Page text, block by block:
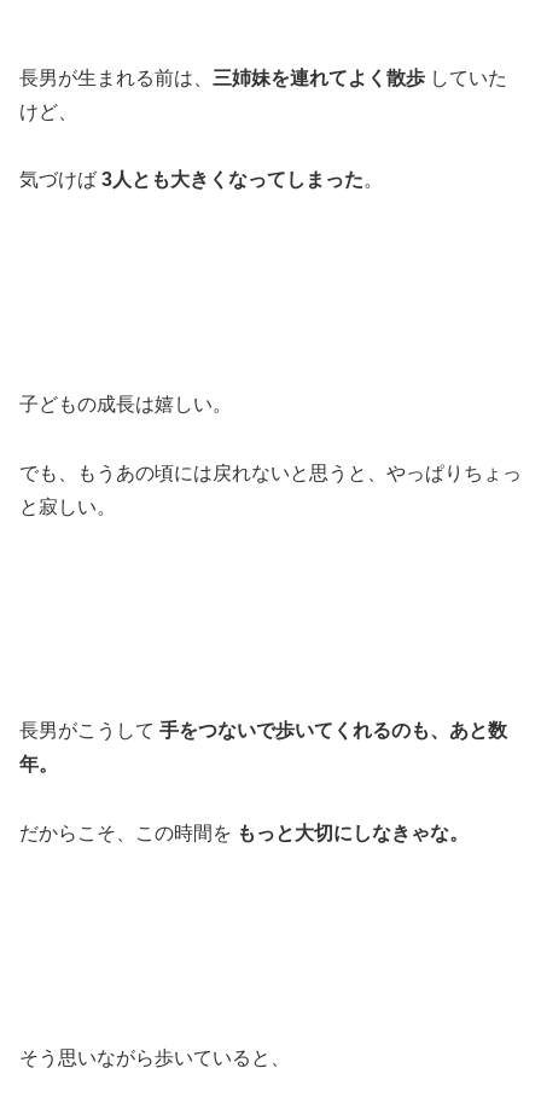
長男が生まれる前は、 三姉妹を連れてよく散歩 していた
けど、
気づけば 3人とも大きくなってしまった。
子どもの成長は嬉しい。
でも、もうあの頃には戻れないと思うと、やっぱりちょっ
と寂しい。
長男がこうして 手をつないで歩いてくれるのも、あと数
年。
だからこそ、この時間を もっと大切にしなきゃな。
そう思いながら歩いていると、